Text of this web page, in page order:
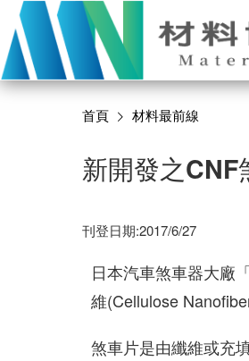
首頁 材料最前線
新開發之CNF
刊登日期:2017/6/27
日本汽車煞車器大廠
維(Cellulose
煞車片是由纖維或充